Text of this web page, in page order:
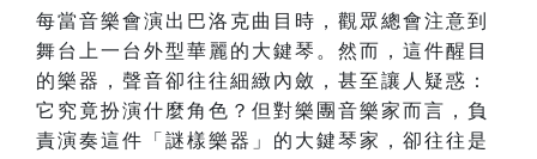
每當音樂會演出巴洛克曲目時，觀眾總會注意到
舞台上一台外型華麗的大鍵琴。然而，這件醒目
的樂器，聲音卻往往細緻內斂，甚至讓人疑惑：
它究竟扮演什麼角色？但對樂團音樂家而言，負
責演奏這件「謎樣樂器」的大鍵琴家，卻往往是